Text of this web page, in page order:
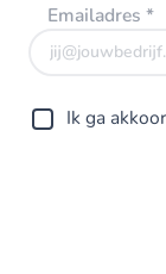
Emailadres *
Ik ga